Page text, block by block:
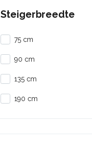
Steigerbreedte
75 cm
90 cm
135 cm
190 cm